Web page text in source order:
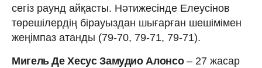
сегіз раунд айқасты. Нәтижесінде Елеусінов
төрешілердің бірауыздан шығарған шешімімен
жеңімпаз атанды (79-70, 79-71, 79-71).
Мигель Де Хесус Замудио Алонсо– 27 жасар